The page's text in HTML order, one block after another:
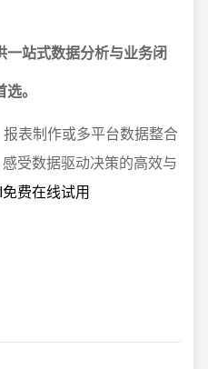
一站式数据分析与业务闭
。
表制作或多平台数据整合
受数据驱动决策的高效与
费在线试用